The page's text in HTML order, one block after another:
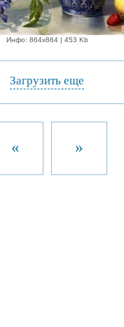
Инфо: 864х864 | 453 Kb
Загрузить еще
« »